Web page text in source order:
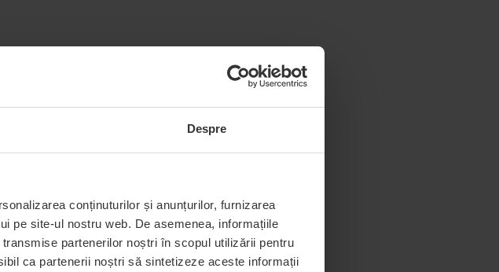
Despre
conținuturilor și anunțurilor, furnizarea
pe site-ul nostru web. De asemenea, informațiile
partenerilor noștri în scopul utilizării pentru
ca partenerii noștri să sintetizeze aceste informații